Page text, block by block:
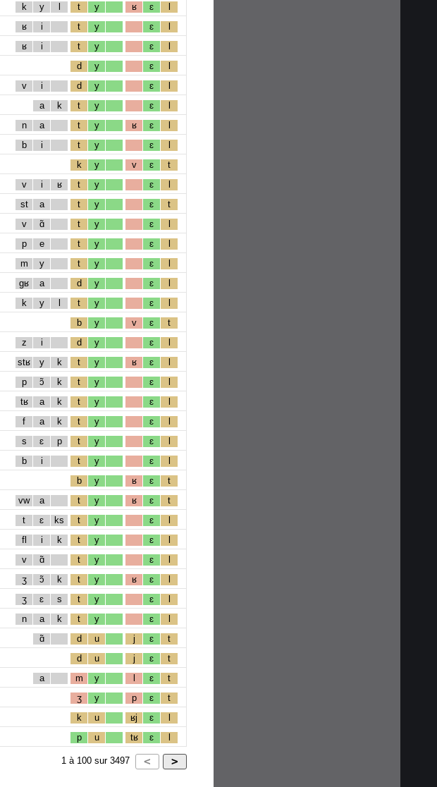
k y l t y ʁ ɛ l
ʁ i t y ɛ l
ʁ i t y ɛ l
d y ɛ l
v i d y ɛ l
a k t y ɛ l
n a t y ʁ ɛ l
b i t y ɛ l
k y v ɛ t
v i ʁ t y ɛ l
st a t y ɛ t
v ɑ̃ t y ɛ l
p e t y ɛ l
m y t y ɛ l
gʁ a d y ɛ l
k y l t y ɛ l
b y v ɛ t
z i d y ɛ l
stʁ y k t y ʁ ɛ l
p ɔ̃ k t y ɛ l
tʁ a k t y ɛ l
f a k t y ɛ l
s ɛ p t y ɛ l
b i t y ɛ l
b y ʁ ɛ t
vw a t y ʁ ɛ t
t ɛ ks t y ɛ l
fl i k t y ɛ l
v ɑ̃ t y ɛ l
ʒ ɔ̃ k t y ʁ ɛ l
ʒ ɛ s t y ɛ l
n a k t y ɛ l
ɑ̃ d u j ɛ t
d u j ɛ t
a m y l ɛ t
ʒ y p ɛ t
k u ʁj ɛ l
p u tʁ ɛ l
1 à 100 sur 3497